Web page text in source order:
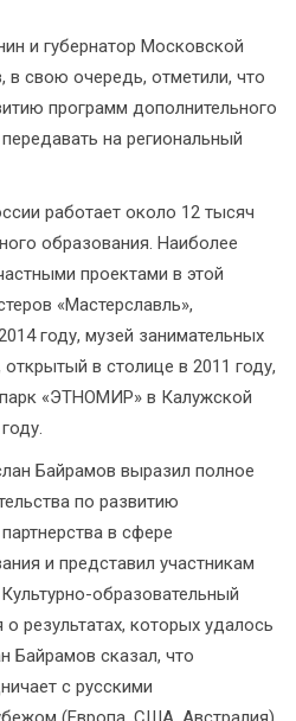
и губернатор Московской
в свою очередь, отметили, что
программ дополнительного
на региональный
работает около 12 тысяч
образования. Наиболее
проектами в этой
«Мастерславль»,
году, музей занимательных
в столице в 2011 году,
«ЭТНОМИР» в Калужской
Байрамов выразил полное
по развитию
в сфере
и представил участникам
образовательный
результатах, которых удалось
Байрамов сказал, что
с русскими